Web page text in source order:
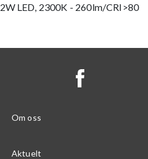
2W LED, 2300K - 260lm/CRI>80
Om oss
Aktuelt